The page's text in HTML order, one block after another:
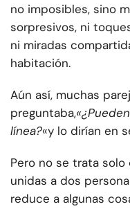
no imposibles, sino
sorpresivos, ni
ni miradas
habitación.
Aún así, muchas
preguntaba,
línea?«y lo dirían en
Pero no se trata
unidas a dos
reduce a algunas